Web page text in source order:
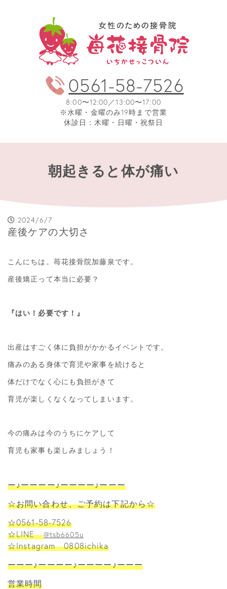
0561-58-7526
8:00〜12:00／13:00〜17:00
※水曜・金曜のみ19時まで営業
休診日：木曜・日曜・祝祭日
朝起きると体が痛い
2024/6/7
産後ケアの大切さ
こんにちは。苺花接骨院加藤泉です。
産後矯正って本当に必要？
『はい！必要です！』
出産はすごく体に負担がかかるイベントです。
痛みのある身体で育児や家事を続けると
体だけでなく心にも負担がきて
育児が楽しくなくなってしまいます。
今の痛みは今のうちにケアして
育児も家事も楽しみましょう！
ー♪ーーーー♪ーーーー♪ーーー
☆お問い合わせ、ご予約は下記から☆
☆0561-58-7526
☆LINE@tsb6605u
☆Instagram 0808ichika
ーーー♪ーーーー♪ーーーー♪ーーー
営業時間